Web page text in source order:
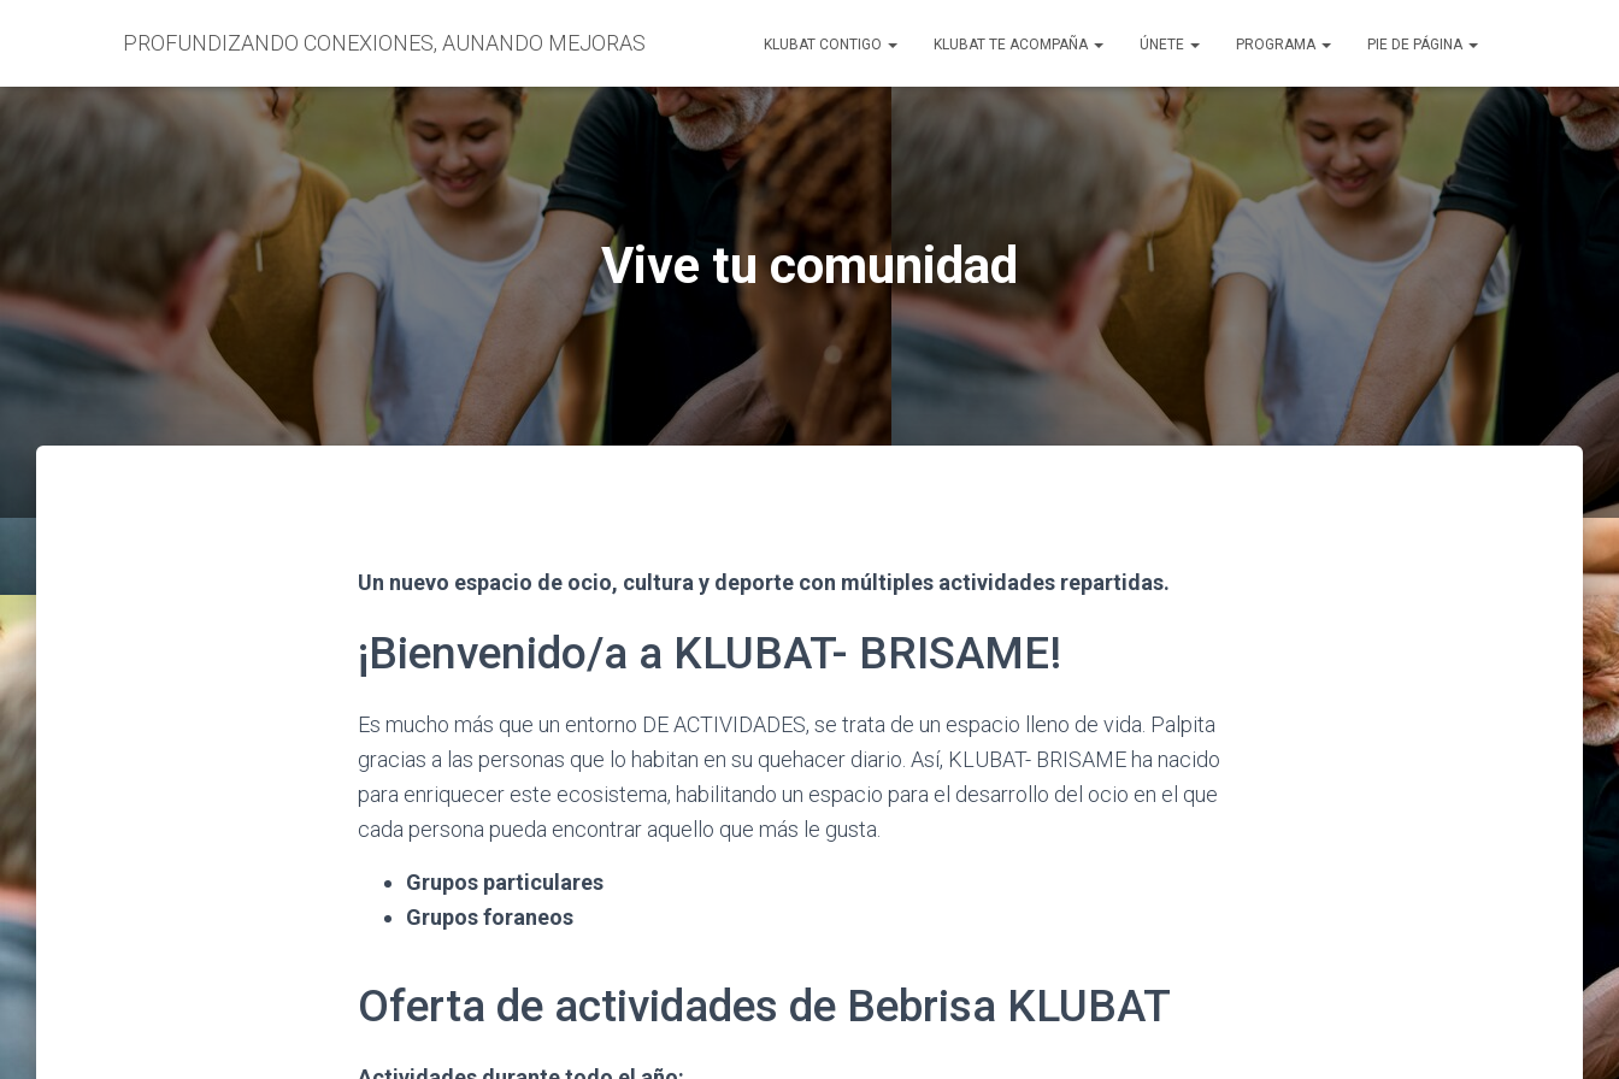
PROFUNDIZANDO CONEXIONES, AUNANDO MEJORAS KLUBAT CONTIGO KLUBAT TE ACOMPAÑA ÚNETE PROGRAMA PIE DE PÁGINA
Vive tu comunidad
Un nuevo espacio de ocio, cultura y deporte con múltiples actividades repartidas.
¡Bienvenido/a a KLUBAT- BRISAME!
Es mucho más que un entorno DE ACTIVIDADES, se trata de un espacio lleno de vida. Palpita
gracias a las personas que lo habitan en su quehacer diario. Así, KLUBAT- BRISAME ha nacido
para enriquecer este ecosistema, habilitando un espacio para el desarrollo del ocio en el que
cada persona pueda encontrar aquello que más le gusta.
Grupos particulares
Grupos foraneos
Oferta de actividades de Bebrisa KLUBAT